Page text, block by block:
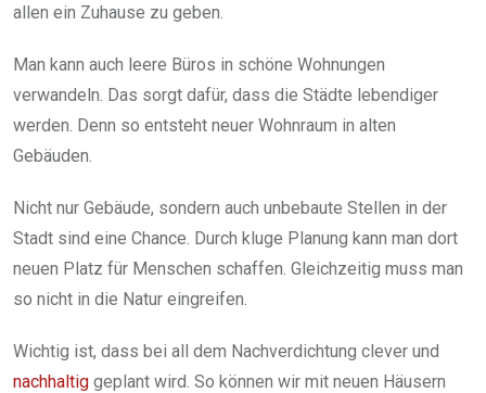
allen ein Zuhause zu geben.
Man kann auch leere Büros in schöne Wohnungen
verwandeln. Das sorgt dafür, dass die Städte lebendiger
werden. Denn so entsteht neuer Wohnraum in alten
Gebäuden.
Nicht nur Gebäude, sondern auch unbebaute Stellen in der
Stadt sind eine Chance. Durch kluge Planung kann man dort
neuen Platz für Menschen schaffen. Gleichzeitig muss man
so nicht in die Natur eingreifen.
Wichtig ist, dass bei all dem Nachverdichtung clever und
nachhaltig geplant wird. So können wir mit neuen Häusern